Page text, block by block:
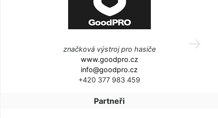
značková výstroj pro hasiče
www.goodpro.cz
info@goodpro.cz
+420 377 983 459
Partneři